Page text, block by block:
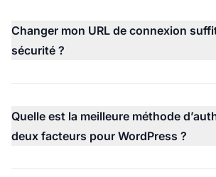
Changer mon URL de connexion
sécurité ?
Quelle est la meilleure méthode
deux facteurs pour WordPress ?